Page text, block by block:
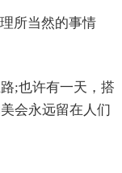
所当然的事情
;也许有一天，搭
会永远留在人们